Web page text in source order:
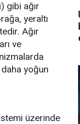
gibi ağır
yeraltı
Ağır
ve
yoğun
üzerinde